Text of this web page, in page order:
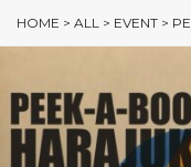
HOME > ALL > EVENT >